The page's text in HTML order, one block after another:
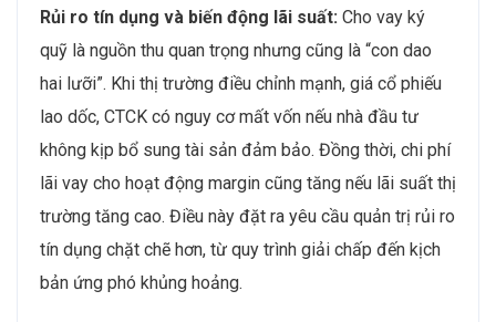
Rủi ro tín dụng và biến động lãi suất: Cho vay ký
quỹ là nguồn thu quan trọng nhưng cũng là “con dao
hai lưỡi”. Khi thị trường điều chỉnh mạnh, giá cổ phiếu
lao dốc, CTCK có nguy cơ mất vốn nếu nhà đầu tư
không kịp bổ sung tài sản đảm bảo. Đồng thời, chi phí
lãi vay cho hoạt động margin cũng tăng nếu lãi suất thị
trường tăng cao. Điều này đặt ra yêu cầu quản trị rủi ro
tín dụng chặt chẽ hơn, từ quy trình giải chấp đến kịch
bản ứng phó khủng hoảng.